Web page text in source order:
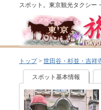
スポット。東京観光タクシー
トップ> 世田谷・杉並・吉祥
スポット基本情報